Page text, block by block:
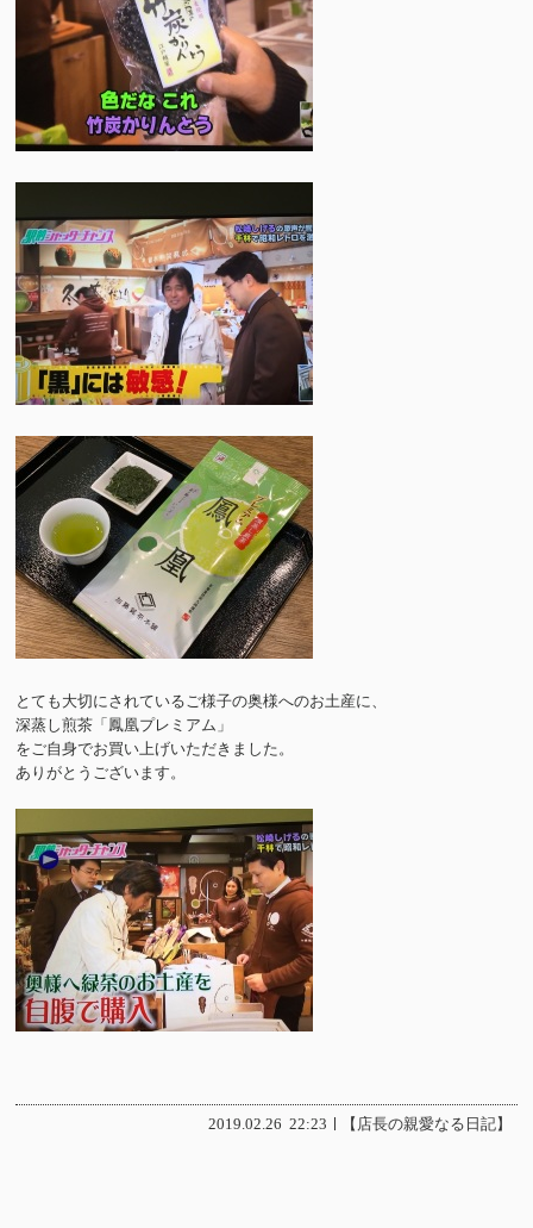
とても大切にされているご様子の奥様へのお土産に、
深蒸し煎茶「鳳凰プレミアム」
をご自身でお買い上げいただきました。
ありがとうございます。
2019.02.26 22:23 【店長の親愛なる日記】